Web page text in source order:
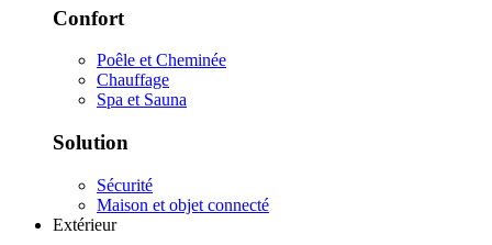
Confort
Poêle et Cheminée
Chauffage
Spa et Sauna
Solution
Sécurité
Maison et objet connecté
Extérieur